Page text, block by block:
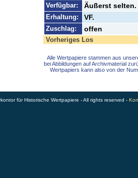
Verfügbar: Äußerst selten.
Erhaltung: VF.
Zuschlag: offen
Vorheriges Los
Alle Wertpapiere stammen aus
bei Abbildungen auf Archivmaterial
Wertpapiers kann also von der
für Historische Wertpapiere - All rights reserved -